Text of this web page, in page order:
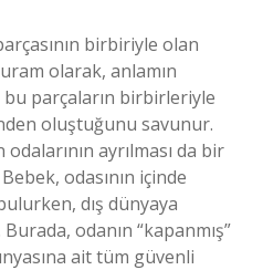
birbiriyle olan
olarak, anlamın
bu parçaların birbirleriyle
oluştuğunu savunur.
ayrılması da bir
odasının içinde
dış dünyaya
odanın “kapanmış”
ait tüm güvenli